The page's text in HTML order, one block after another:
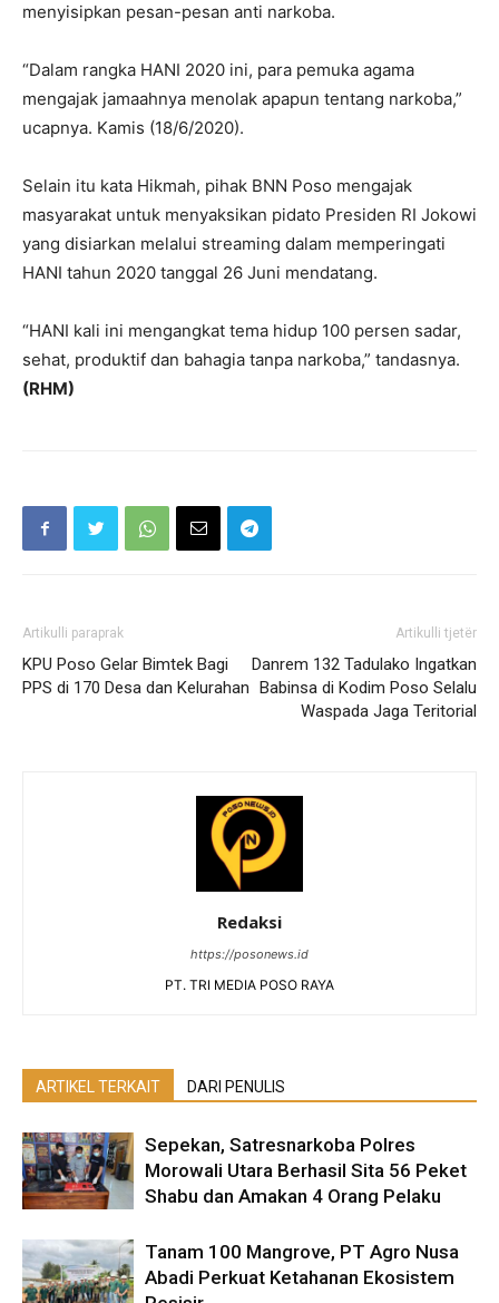
menyisipkan pesan-pesan anti narkoba.
“Dalam rangka HANI 2020 ini, para pemuka agama
mengajak jamaahnya menolak apapun tentang narkoba,”
ucapnya. Kamis (18/6/2020).
Selain itu kata Hikmah, pihak BNN Poso mengajak
masyarakat untuk menyaksikan pidato Presiden RI Jokowi
yang disiarkan melalui streaming dalam memperingati
HANI tahun 2020 tanggal 26 Juni mendatang.
“HANI kali ini mengangkat tema hidup 100 persen sadar,
sehat, produktif dan bahagia tanpa narkoba,” tandasnya.
(RHM)
Artikulli paraprak
KPU Poso Gelar Bimtek Bagi
PPS di 170 Desa dan Kelurahan
Artikulli tjetër
Danrem 132 Tadulako Ingatkan
Babinsa di Kodim Poso Selalu
Waspada Jaga Teritorial
Redaksi
https://posonews.id
PT. TRI MEDIA POSO RAYA
ARTIKEL TERKAIT DARI PENULIS
Sepekan, Satresnarkoba Polres
Morowali Utara Berhasil Sita 56 Peket
Shabu dan Amakan 4 Orang Pelaku
Tanam 100 Mangrove, PT Agro Nusa
Abadi Perkuat Ketahanan Ekosistem